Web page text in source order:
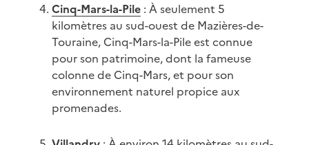
Cinq-Mars-la-Pile: À seulement 5
kilomètres au sud-ouest de Mazières-de-
Touraine, Cinq-Mars-la-Pile est connue
pour son patrimoine, dont la fameuse
colonne de Cinq-Mars, et pour son
environnement naturel propice aux
promenades.